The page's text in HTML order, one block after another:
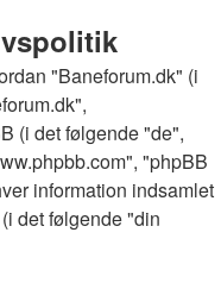
"Baneforum.dk" (i
(i det følgende "de",
"phpBB
information indsamlet
det følgende "din